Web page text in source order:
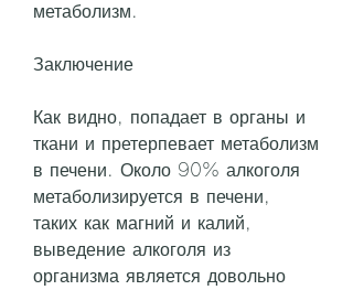
метаболизм.
Заключение
Как видно, попадает в органы и
ткани и претерпевает метаболизм
в печени. Около 90% алкоголя
метаболизируется в печени,
таких как магний и калий,
выведение алкоголя из
организма является довольно